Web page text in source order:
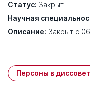
Статус: Закрыт
Научная
Описание: Закрыт с
Персоны в